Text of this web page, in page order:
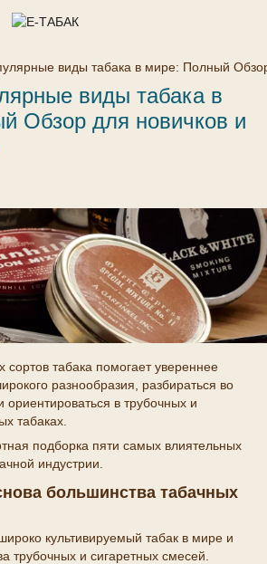
виды табака в мире: Полный Обзор
виды табака в
Обзор для новичков и
табака помогает увереннее
разнообразия, разбираться во
ориентироваться в трубочных и
табаках.
подборка пяти самых влиятельных
индустрии.
большинства табачных
культивируемый табак в мире и
трубочных и сигаретных смесей.